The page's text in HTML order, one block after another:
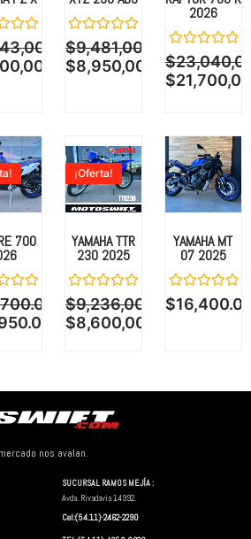
Valorado
con
0
$9,481,000.00
$8,950,000.00
2026
Valorado
con
0
$
$
700 YAMAHA TTR
230 2025
Valorado
con
0
¡Oferta!
$9,236,000.00
$8,600,000.00
YAMAHA MT
07 2025
Valorado
con
$
nos avalan.
SUCURSAL RAMOS MEJÍA :
Avda. Rivadavia 14992.
Cel:(54.11)-2462-2290